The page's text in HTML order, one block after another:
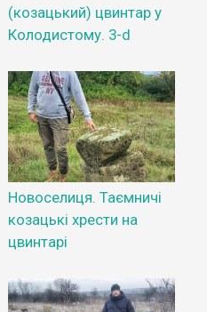
(козацький) цвинтар у
Колодистому. 3-d
Новоселиця. Таємничі
козацькі хрести на
цвинтарі